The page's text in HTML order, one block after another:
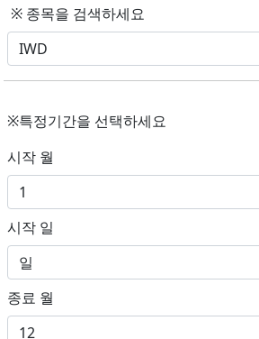
※ 종목을 검색하세요
※특정기간을 선택하세요
시작 월
시작 일
종료 월